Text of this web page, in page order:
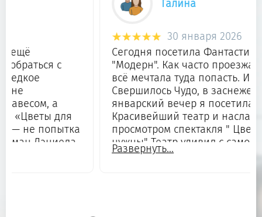
30 января 2026
Сегодня посетила Фантастический театр
"Модерн". Как часто проезжала мимо, и
всё мечтала туда попасть. И о
Свершилось Чудо, в заснеженный
январский вечер я посетила этот
Красивейший театр и насладилась
просмотром спектакля " Цветы нам не
нужны" Театр удивил с самого начала.
Девушки встречали в красивых костюмах